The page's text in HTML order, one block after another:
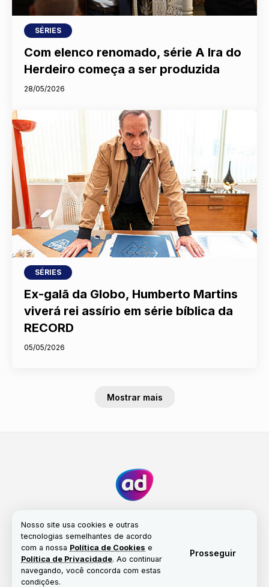
Nosso site usa cookies e outras
tecnologias semelhantes de acordo
com a nossa Política de Cookies e
Política de Privacidade. Ao continuar
navegando, você concorda com estas
condições.
Prosseguir
SÉRIES
Com elenco renomado, série A Ira do
Herdeiro começa a ser produzida
28/05/2026
SÉRIES
Ex-galã da Globo, Humberto Martins
viverá rei assírio em série bíblica da
RECORD
05/05/2026
Mostrar mais
Fale conosco Nossa história
Propriedade
Política de Cookies